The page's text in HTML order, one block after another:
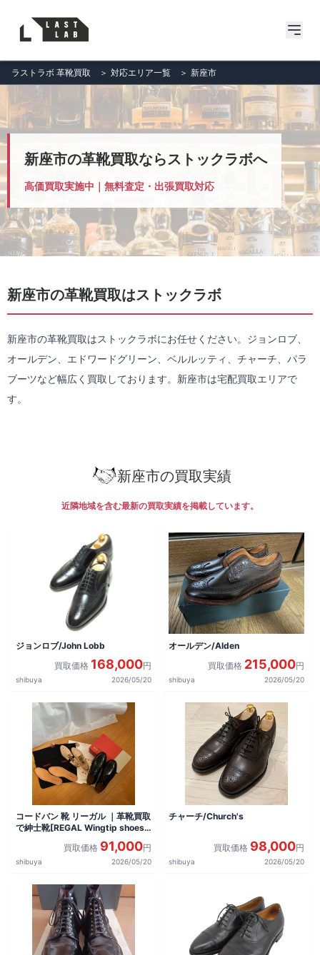
ラストラボ 革靴買取 ＞ 対応エリア一覧 ＞ 新座市
新座市の革靴買取ならストックラボへ
高価買取実施中｜無料査定・出張買取対応
新座市の革靴買取はストックラボ
新座市の革靴買取はストックラボにお任せください。ジョンロブ、
オールデン、エドワードグリーン、ベルルッティ、チャーチ、パラ
ブーツなど幅広く買取しております。新座市は宅配買取エリアで
す。
新座市の買取実績
近隣地域を含む最新の買取実績を掲載しています。
ジョンロブ/John Lobb
買取価格 168,000円
shibuya 2026/05/20
オールデン/Alden
買取価格 215,000円
shibuya 2026/05/20
コードバン 靴 リーガル ｜革靴買取
で紳士靴[REGAL Wingtip shoes]
買取価格 91,000円
shibuya 2026/05/20
チャーチ/Church's
買取価格 98,000円
shibuya 2026/05/20